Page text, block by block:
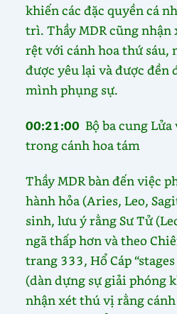
khiến các đặc quyền cá
trì. Thầy MDR cũng nhận
rệt với cánh hoa thứ sáu,
được yêu lại và được đền
mình phụng sự.
00:21:00Bộ ba cung
trong cánh hoa tám
Thầy MDR bàn đến việc
hành hỏa (Aries, Leo,
sinh, lưu ý rằng Sư Tử
ngã thấp hơn và theo
trang 333, Hổ Cáp
(dàn dựng sự giải phóng
nhận xét thú vị rằng